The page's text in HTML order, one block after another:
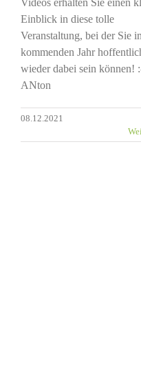
Einblick in diese tolle
Veranstaltung, bei der Sie
kommenden Jahr
wieder dabei sein können!
ANton
08.12.2021